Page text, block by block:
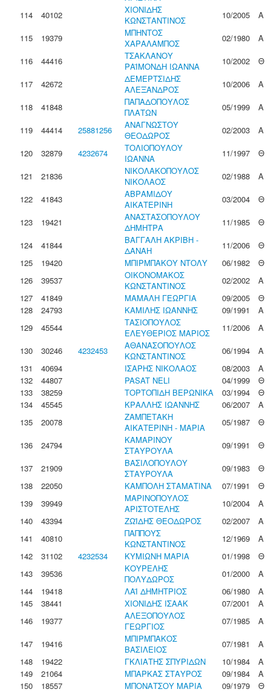
114
40102
ΧΙΟΝΙΔΗΣ
ΚΩΝΣΤΑΝΤΙΝΟΣ
10/2005
Α
115
19379
ΜΠΗΝΤΟΣ
ΧΑΡΑΛΑΜΠΟΣ
02/1980
Α
116
44416
ΤΣΑΚΛΑΝΟΥ
ΡΑΪΜΟΝΔΗ ΙΩΑΝΝΑ
10/2002
Θ
117
42672
ΔΕΜΕΡΤΣΙΔΗΣ
ΑΛΕΞΑΝΔΡΟΣ
10/2006
Α
118
41848
ΠΑΠΑΔΟΠΟΥΛΟΣ
ΠΛΑΤΩΝ
05/1999
Α
119
44414 25881256
ΑΝΑΓΝΩΣΤΟΥ
ΘΕΟΔΩΡΟΣ
02/2003
Α
120
32879 4232674
ΤΟΛΙΟΠΟΥΛΟΥ
ΙΩΑΝΝΑ
11/1997
Θ
121
21836
ΝΙΚΟΛΑΚΟΠΟΥΛΟΣ
ΝΙΚΟΛΑΟΣ
02/1988
Α
122
41843
ΑΒΡΑΜΙΔΟΥ
ΑΙΚΑΤΕΡΙΝΗ
03/2004
Θ
123
19421
ΑΝΑΣΤΑΣΟΠΟΥΛΟΥ
ΔΗΜΗΤΡΑ
11/1985
Θ
124
41844
ΒΑΓΓΑΛΗ ΑΚΡΙΒΗ -
ΔΑΝΑΗ
11/2006
Θ
125
19420 ΜΠΙΡΜΠΑΚΟΥ ΝΤΟΛΥ 06/1982
Θ
126
39537
ΟΙΚΟΝΟΜΑΚΟΣ
ΚΩΝΣΤΑΝΤΙΝΟΣ
02/2002
Α
127
41849 ΜΑΜΑΛΗ ΓΕΩΡΓΙΑ 09/2005
Θ
128
24793 ΚΑΜΙΛΗΣ ΙΩΑΝΝΗΣ 09/1991
Α
129
45544
ΤΑΣΙΟΠΟΥΛΟΣ
ΕΛΕΥΘΕΡΙΟΣ ΜΑΡΙΟΣ
11/2006
Α
130
30246 4232453
ΑΘΑΝΑΣΟΠΟΥΛΟΣ
ΚΩΝΣΤΑΝΤΙΝΟΣ
06/1994
Α
131
40694 ΙΣΑΡΗΣ ΝΙΚΟΛΑΟΣ 08/2003
Α
132
44807 PASAT NELI 04/1999
Θ
133
38259 ΤΟΡΤΟΠΙΔΗ ΒΕΡΩΝΙΚΑ 03/1994
Θ
134
45545 ΚΡΑΛΛΗΣ ΙΩΑΝΝΗΣ 06/2007
Α
135
20078
ΖΑΜΠΕΤΑΚΗ
ΑΙΚΑΤΕΡΙΝΗ - ΜΑΡΙΑ
05/1987
Θ
136
24794
ΚΑΜΑΡΙΝΟΥ
ΣΤΑΥΡΟΥΛΑ
09/1991
Θ
137
21909
ΒΑΣΙΛΟΠΟΥΛΟΥ
ΣΤΑΥΡΟΥΛΑ
09/1983
Θ
138
22050 ΚΑΜΠΟΛΗ ΣΤΑΜΑΤΙΝΑ 07/1991
Θ
139
39949
ΜΑΡΙΝΟΠΟΥΛΟΣ
ΑΡΙΣΤΟΤΕΛΗΣ
10/2004
Α
140
43394 ΖΩΪΔΗΣ ΘΕΟΔΩΡΟΣ 02/2007
Α
141
40810
ΠΑΠΠΟΥΣ
ΚΩΝΣΤΑΝΤΙΝΟΣ
12/1969
Α
142
31102 4232534 ΚΥΜΙΩΝΗ ΜΑΡΙΑ 01/1998
Θ
143
39536
ΚΟΥΡΕΛΗΣ
ΠΟΛΥΔΩΡΟΣ
01/2000
Α
144
19418 ΛΑΪ ΔΗΜΗΤΡΙΟΣ 06/1980
Α
145
38441 ΧΙΟΝΙΔΗΣ ΙΣΑΑΚ 07/2001
Α
146
19377
ΑΛΕΞΟΠΟΥΛΟΣ
ΓΕΩΡΓΙΟΣ
07/1985
Α
147
19416
ΜΠΙΡΜΠΑΚΟΣ
ΒΑΣΙΛΕΙΟΣ
07/1981
Α
148
19422 ΓΚΛΙΑΤΗΣ ΣΠΥΡΙΔΩΝ 10/1984
Α
149
21064 ΜΠΑΡΚΑΣ ΣΤΑΥΡΟΣ 09/1984
Α
150
18557 ΜΠΟΝΑΤΣΟΥ ΜΑΡΙΑ 09/1979
Θ